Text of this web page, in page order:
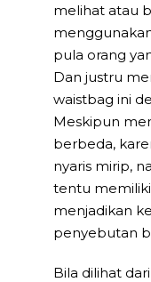
melihat atau
pula orang
Dan justru
waistbag ini
Meskipun
berbeda,
nyaris mirip,
tentu
menjadikan
penyebutan
Bila dilihat